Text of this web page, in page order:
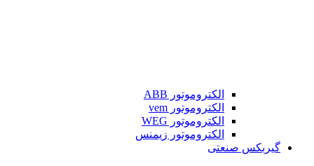
الکتروموتور ABB
الکتروموتور vem
الکتروموتور WEG
الکتروموتور زیمنس
گیربکس صنعتی